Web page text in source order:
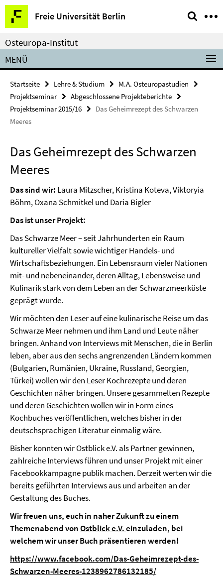
Springe
direkt
zu
Inhalt
Freie Universität Berlin
Service-
Navigation
Osteuropa-Institut
MENÜ
Startseite Lehre & Studium
M.A. Osteuropastudien
Projektseminar
Abgeschlossene Projekteberichte
Projektseminar 2015/16
Das Geheimrezept des Schwarzen
Meeres
Das Geheimrezept des Schwarzen
Meeres
Das sind wir: Laura Mitzscher, Kristina Koteva, Viktoryia
Böhm, Oxana Schmitkel und Daria Bigler
Das ist unser Projekt:
Das Schwarze Meer – seit Jahrhunderten ein Raum
kultureller Vielfalt sowie wichtiger Handels- und
Wirtschaftsbeziehungen. Ein Lebensraum vieler Nationen
mit- und nebeneinander, deren Alltag, Lebensweise und
Kulinarik stark von dem Leben an der Schwarzmeerküste
geprägt wurde.
Wir möchten den Leser auf eine kulinarische Reise um das
Schwarze Meer nehmen und ihm Land und Leute näher
bringen. Anhand von Interviews mit Menschen, die in Berlin
leben, aber aus den sechs angrenzenden Ländern kommen
(Bulgarien, Rumänien, Ukraine, Russland, Georgien,
Türkei) wollen wir den Leser Kochrezepte und deren
Geschichten näher bringen. Unsere gesammelten Rezepte
und deren Geschichten wollen wir in Form eines
Kochbuches veröffentlichen, welches bisher in der
deutschsprachigen Literatur einmalig wäre.
Bisher konnten wir Ostblick e.V. als Partner gewinnen,
zahlreiche Interviews führen und unser Projekt mit einer
Facebookkampagne publik machen. Derzeit werten wir die
bereits geführten Interviews aus und arbeiten an der
Gestaltung des Buches.
Wir freuen uns, euch in naher Zukunft zu einem
Themenabend vonOstblick e.V.einzuladen, bei
welchem wir unser Buch präsentieren werden!
https://www.facebook.com/Das-Geheimrezept-des-
Schwarzen-Meeres-1238962786132185/